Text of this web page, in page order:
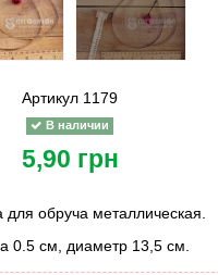
Артикул 1179
В наличии
5,90 грн
для обруча металлическая.
0.5 см, диаметр 13,5 см.